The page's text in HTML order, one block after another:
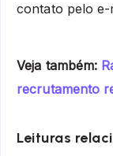
contato pelo e-
Veja também:
recrutamento
Leituras